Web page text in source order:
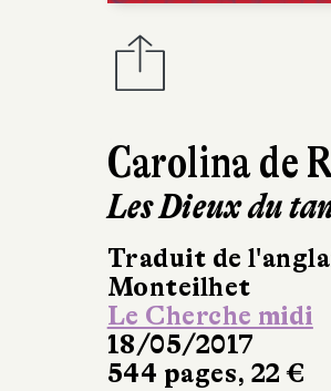
Carolina de
Les Dieux du
Traduit de
Monteilhet
Le Cherche midi
18/05/2017
544 pages, 22 €